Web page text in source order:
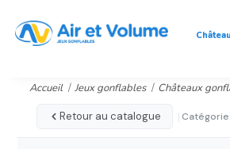
Accueil Jeux gonflables Châteaux
Retour au catalogue Catégorie